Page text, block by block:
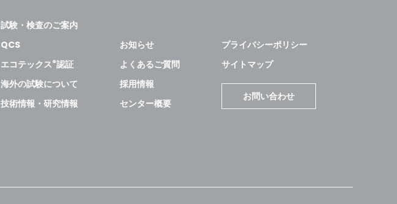
試験・検査のご案内
QCS
エコテックス®認証
海外の試験について
技術情報・研究情報
お知らせ
よくあるご質問
採用情報
センター概要
プライバシーポリシー
サイトマップ
お問い合わせ